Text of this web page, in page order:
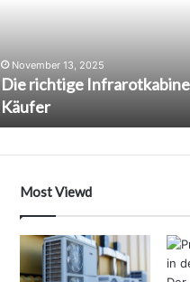
November 13, 2025
Die richtige
Käufer
Most Viewd